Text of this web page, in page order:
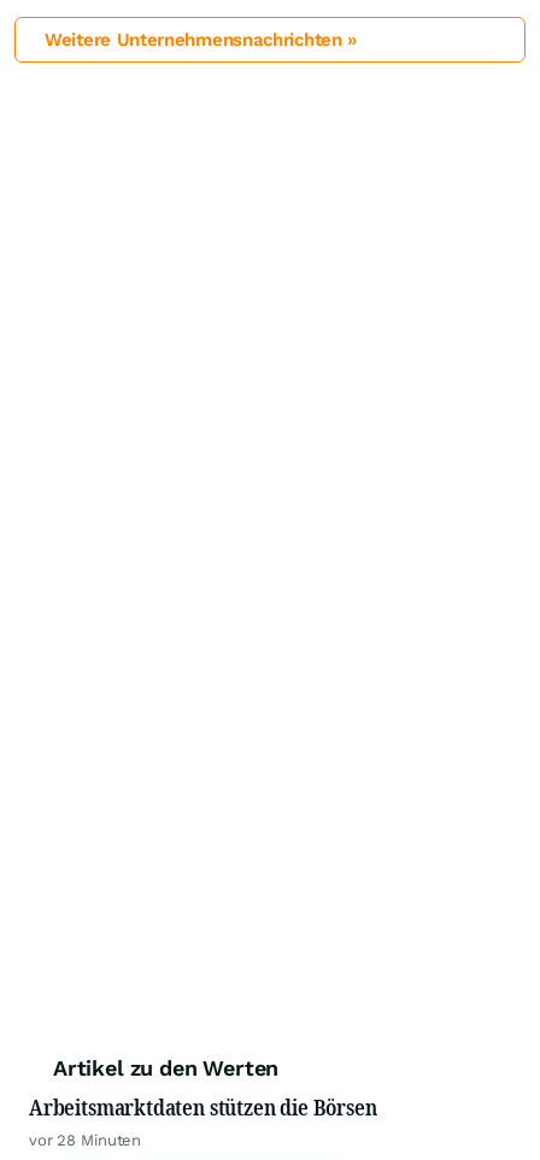
Weitere Unternehmensnachrichten »
Artikel zu den Werten
Arbeitsmarktdaten stützen die Börsen
vor 28 Minuten